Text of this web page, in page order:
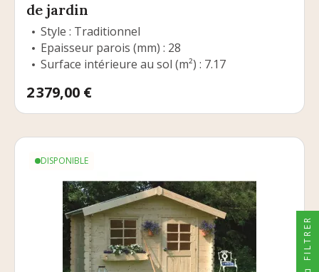
de jardin
Style : Traditionnel
Epaisseur parois (mm) : 28
Surface intérieure au sol (m²) : 7.17
Prix
2 379,00 €
DISPONIBLE
FILTRER